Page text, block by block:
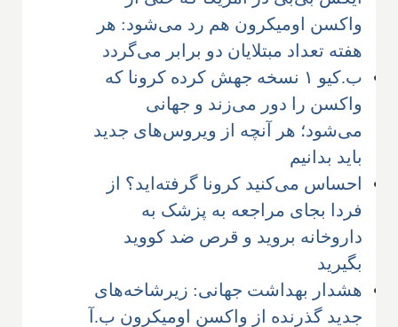
واکسن اومیکرون هم رد می‌شود: هر
هفته تعداد مبتلایان دو برابر می‌گردد
ب.کیو ۱ نسخه جهش کرده کرونا که
واکسن را دور می‌زند و جهانی
می‌شود؛ هر آنچه از ویروس‌های جدید
باید بدانیم
احساس می‌کنید کرونا گرفته‌اید؟ از
فردا بجای مراجعه به پزشک به
داروخانه بروید و قرص ضد کووید
بگیرید
هشدار بهداشت جهانی: زیرشاخه‌های
جدید گذرنده از واکسن اومیکرون ب.آ